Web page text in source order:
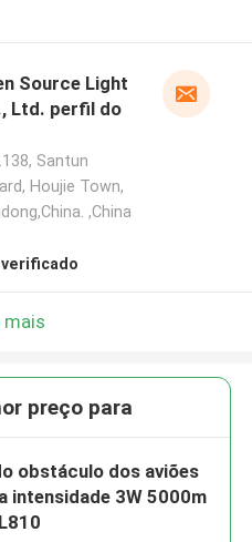
Source Light
Ltd. perfil do
Santun
Houjie Town,
,China
mais
preço para
obstáculo dos aviões
intensidade 3W 5000m